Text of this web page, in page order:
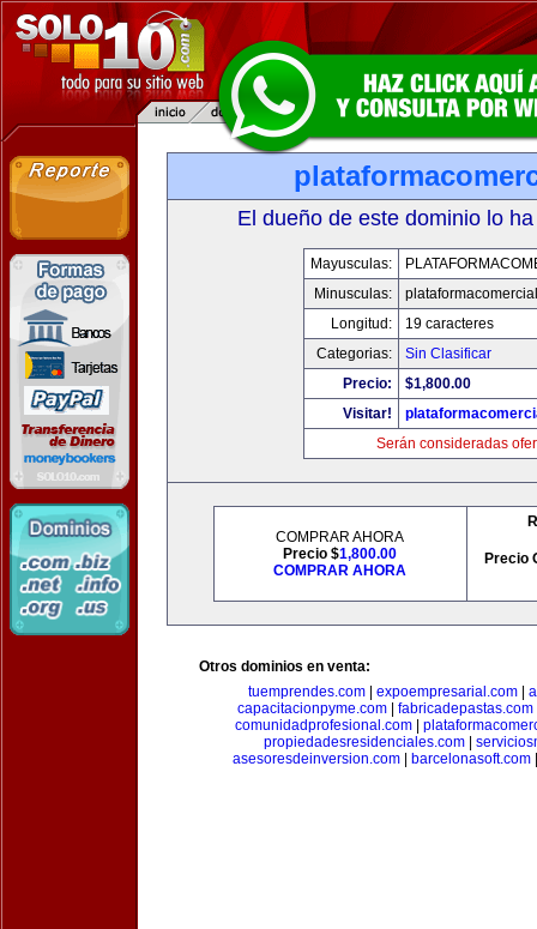
El dueño de este dominio lo
Mayusculas:
Minusculas:
Longitud:
19 caracteres
Categorias:
Sin Clasificar
Precio:
$1,800.00
Visitar!
Serán consideradas
COMPRAR AHORA
Precio $1,800.00
COMPRAR AHORA
Precio
Otros dominios en venta:
tuemprendes.com
expoempresarial.com
capacitacionpyme.com
fabricadepastas.com
comunidadprofesional.com|
propiedadesresidenciales.com
asesoresdeinversion.com
barcelonasoft.com